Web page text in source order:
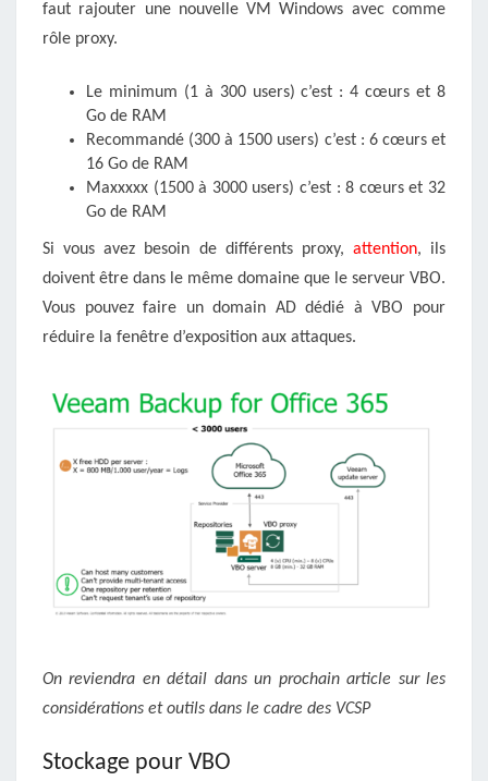
faut rajouter une nouvelle VM Windows avec comme
rôle proxy.
Le minimum (1 à 300 users) c’est : 4 cœurs et 8
Go de RAM
Recommandé (300 à 1500 users) c’est : 6 cœurs et
16 Go de RAM
Maxxxxx (1500 à 3000 users) c’est : 8 cœurs et 32
Go de RAM
Si vous avez besoin de différents proxy, attention, ils
doivent être dans le même domaine que le serveur VBO.
Vous pouvez faire un domain AD dédié à VBO pour
réduire la fenêtre d’exposition aux attaques.
On reviendra en détail dans un prochain article sur les
considérations et outils dans le cadre des VCSP
Stockage pour VBO